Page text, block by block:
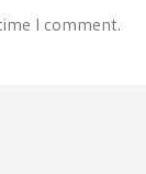
I comment.